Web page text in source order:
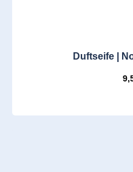
Duftseife |